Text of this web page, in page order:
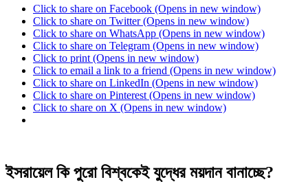
Click to share on Facebook (Opens in new window)
Click to share on Twitter (Opens in new window)
Click to share on WhatsApp (Opens in new window)
Click to share on Telegram (Opens in new window)
Click to print (Opens in new window)
Click to email a link to a friend (Opens in new window)
Click to share on LinkedIn (Opens in new window)
Click to share on Pinterest (Opens in new window)
Click to share on X (Opens in new window)
ইসরায়েল কি পুরো বিশ্বকেই যুদ্ধের ময়দান বানাচ্ছে?